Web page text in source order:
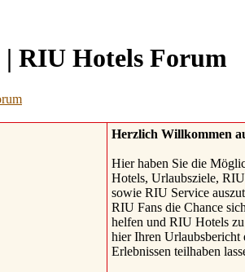
RIU Hotels Forum
Herzlich Willkommen
Hier haben Sie die
Hotels, Urlaubsziele,
sowie RIU Service
RIU Fans die Chance
helfen und RIU Hotels
hier Ihren Urlaubsbericht
Erlebnissen teilhaben